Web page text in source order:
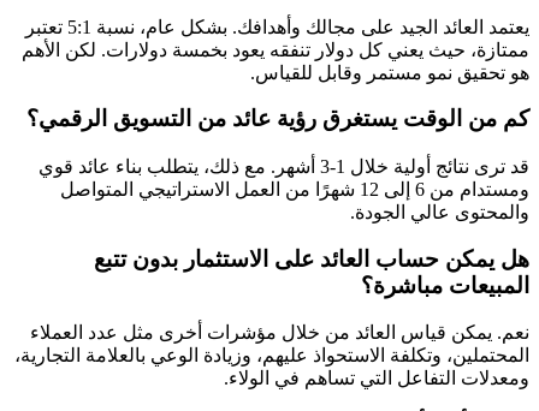
يعتمد العائد الجيد على مجالك وأهدافك. بشكل عام، نسبة 5:1 تعتبر
ممتازة، حيث يعني كل دولار تنفقه يعود بخمسة دولارات. لكن الأهم
هو تحقيق نمو مستمر وقابل للقياس.
كم من الوقت يستغرق رؤية عائد من التسويق الرقمي؟
قد ترى نتائج أولية خلال 1-3 أشهر. مع ذلك، يتطلب بناء عائد قوي
ومستدام من 6 إلى 12 شهرًا من العمل الاستراتيجي المتواصل
والمحتوى عالي الجودة.
هل يمكن حساب العائد على الاستثمار بدون تتبع
المبيعات مباشرة؟
نعم. يمكن قياس العائد من خلال مؤشرات أخرى مثل عدد العملاء
المحتملين، وتكلفة الاستحواذ عليهم، وزيادة الوعي بالعلامة التجارية،
ومعدلات التفاعل التي تساهم في الولاء.